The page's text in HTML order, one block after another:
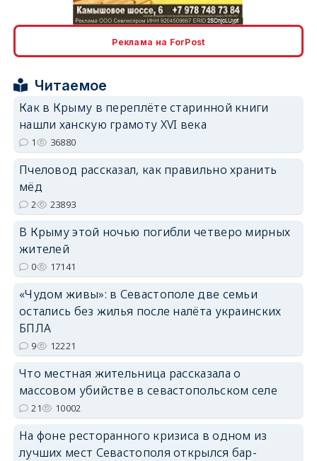
erid: 2SDnjcLUypt
Реклама на ForPost
Читаемое
Как в Крыму в переплёте старинной книги
нашли ханскую грамоту XVI века
1 36880
Пчеловод рассказал, как правильно хранить
мёд
2 23893
В Крыму этой ночью погибли четверо мирных
жителей
0 17141
«Чудом живы»: в Севастополе две семьи
остались без жилья после налёта украинских
БПЛА
9 12221
Что местная жительница рассказала о
массовом убийстве в севастопольском селе
21 10002
На фоне ресторанного кризиса в одном из
лучших мест Севастополя открылся бар-